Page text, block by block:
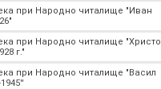
при Народно читалище "Иван
при Народно читалище "Христо
г."
при Народно читалище "Васил